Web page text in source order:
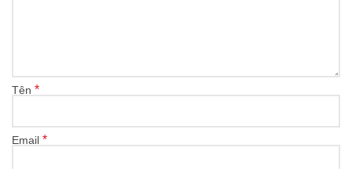
Tên *
Email *